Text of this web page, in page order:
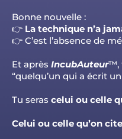
Bonne nouvelle :
👉 La technique n’a
👉 C’est l’absence de
Et après IncubAuteur™,
“quelqu’un qui a écrit un
Tu seras celui ou celle
Celui ou celle qu’on